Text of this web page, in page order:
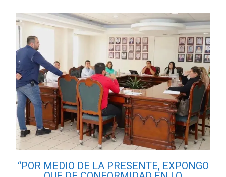
“POR MEDIO DE LA PRESENTE, EXPONGO